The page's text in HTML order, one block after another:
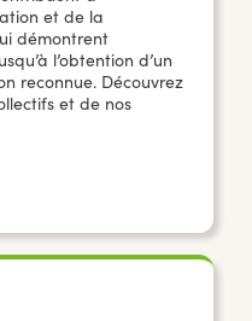
et de la
démontrent
l’obtention d’un
reconnue. Découvrez
et de nos